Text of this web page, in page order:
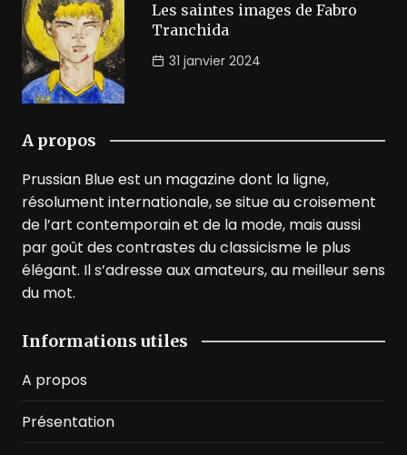
Les saintes images de Fabro
Tranchida
31 janvier 2024
A propos
Prussian Blue est un magazine dont la ligne,
résolument internationale, se situe au croisement
de l’art contemporain et de la mode, mais aussi
par goût des contrastes du classicisme le plus
élégant. Il s’adresse aux amateurs, au meilleur sens
du mot.
Informations utiles
A propos
Présentation